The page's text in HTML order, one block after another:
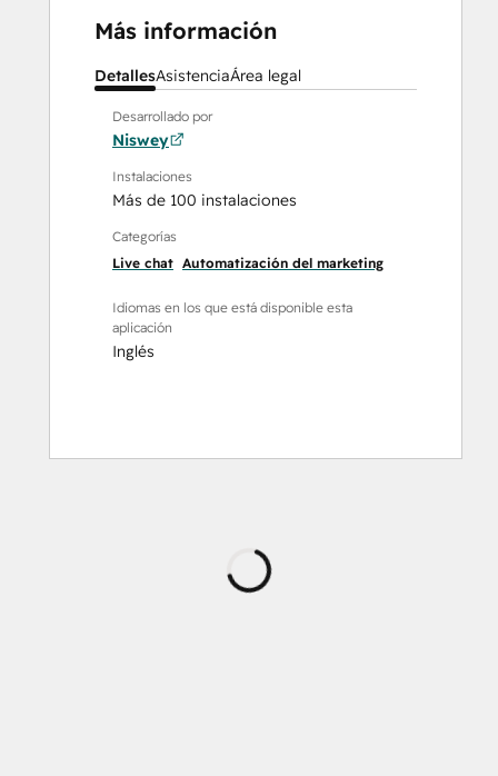
Más información
DetallesAsistenciaÁrea legal
Desarrollado por
Niswey
Instalaciones
Más de 100 instalaciones
Categorías
Live chat Automatización del marketing
Idiomas en los que está disponible esta
aplicación
Inglés
Cargando